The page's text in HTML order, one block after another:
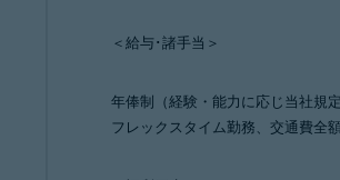
＜給与･諸手当＞
年俸制（経験・能力に応じ当社規
フレックスタイム勤務、交通費